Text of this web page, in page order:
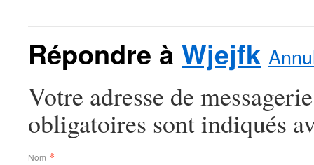
Répondre à Wjejfk
Votre adresse de
obligatoires sont indiqués
Nom *